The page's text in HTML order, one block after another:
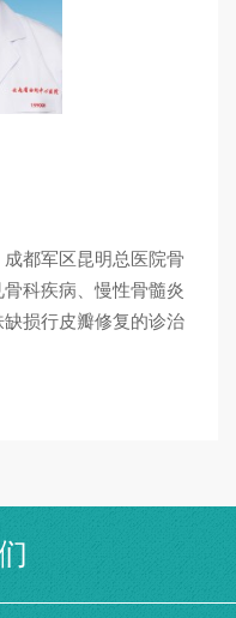
都军区昆明总医院骨
科疾病、慢性骨髓炎
损行皮瓣修复的诊治